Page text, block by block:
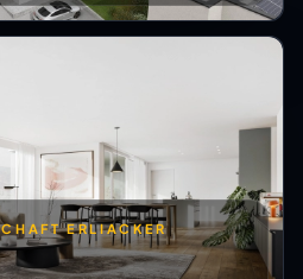
ERLIACKER